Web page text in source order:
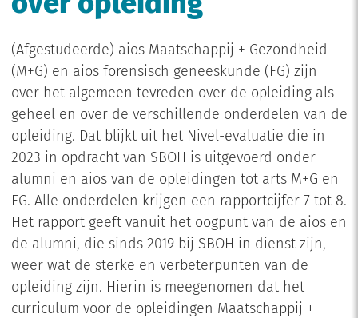
(Afgestudeerde) aios Maatschappij + Gezondheid
(M+G) en aios forensisch geneeskunde (FG) zijn
over het algemeen tevreden over de opleiding als
geheel en over de verschillende onderdelen van de
opleiding. Dat blijkt uit het Nivel-evaluatie die in
2023 in opdracht van SBOH is uitgevoerd onder
alumni en aios van de opleidingen tot arts M+G en
FG. Alle onderdelen krijgen een rapportcijfer 7 tot 8.
Het rapport geeft vanuit het oogpunt van de aios en
de alumni, die sinds 2019 bij SBOH in dienst zijn,
weer wat de sterke en verbeterpunten van de
opleiding zijn. Hierin is meegenomen dat het
curriculum voor de opleidingen Maatschappij +